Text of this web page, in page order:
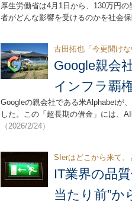
厚生労働省は4月1日から、130万円
者がどんな影響を受けるのかを社会保
古田拓也「今更聞け
Google親会
インフラ覇
Googleの親会社である米Alphabetが
した。この「超長期の借金」には、
（2026/2/24）
SIerはどこから来て、
IT業界の品
当たり前”か